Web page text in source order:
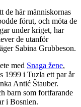
de här människornas
förut, och möta de
under kriget, har
de utanför
Sabina Grubbeson.
med Snaga žene,
1999 i Tuzla ett par år
Antić Štauber.
barn som fortfarande
i Bosnien.